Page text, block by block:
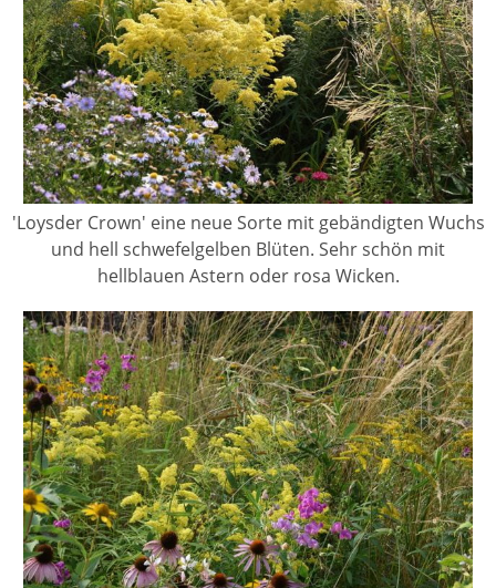
'Loysder Crown' eine neue Sorte mit gebändigten Wuchs
und hell schwefelgelben Blüten. Sehr schön mit
hellblauen Astern oder rosa Wicken.